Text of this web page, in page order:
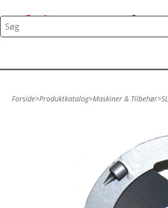
Forside>Produktkatalog>Maskiner & Tilbehør>